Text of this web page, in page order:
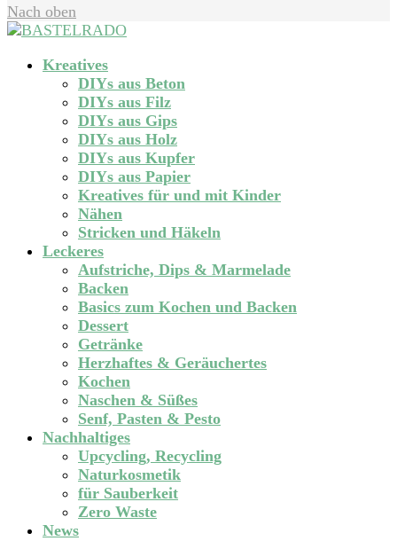
Nach oben
Kreatives
DIYs aus Beton
DIYs aus Filz
DIYs aus Gips
DIYs aus Holz
DIYs aus Kupfer
DIYs aus Papier
Kreatives für und mit Kinder
Nähen
Stricken und Häkeln
Leckeres
Aufstriche, Dips & Marmelade
Backen
Basics zum Kochen und Backen
Dessert
Getränke
Herzhaftes & Geräuchertes
Kochen
Naschen & Süßes
Senf, Pasten & Pesto
Nachhaltiges
Upcycling, Recycling
Naturkosmetik
für Sauberkeit
Zero Waste
News